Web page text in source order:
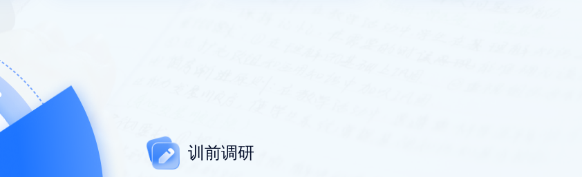
训前调研